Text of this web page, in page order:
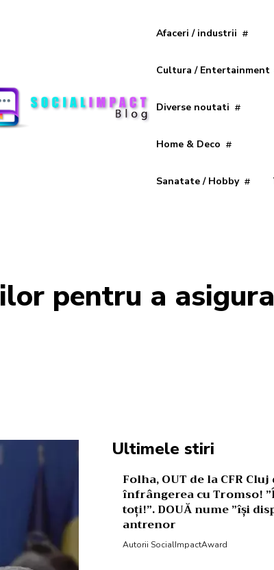
Afaceri / industrii
Cultura / Entertainment
Diverse noutati
Home & Deco
Sanatate / Hobby
pentru a
Ultimele stiri
Folha, OUT de la CFR Cluj
înfrângerea cu Tromso!
toți!”. DOUĂ nume ”își
antrenor
Autorii SocialImpactAward